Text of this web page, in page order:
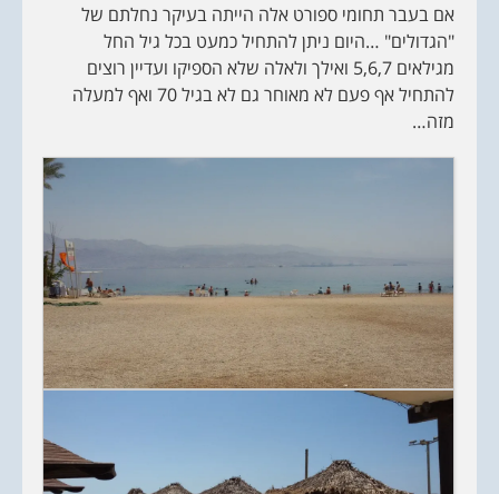
אם בעבר תחומי ספורט אלה הייתה בעיקר נחלתם של
"הגדולים" …היום ניתן להתחיל כמעט בכל גיל החל
מגילאים 5,6,7 ואילך ולאלה שלא הספיקו ועדיין רוצים
להתחיל אף פעם לא מאוחר גם לא בגיל 70 ואף למעלה
מזה…